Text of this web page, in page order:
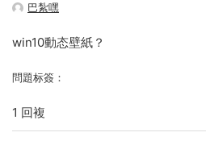
巴紮嘿
win10動态壁紙？
問題标簽：
1 回複